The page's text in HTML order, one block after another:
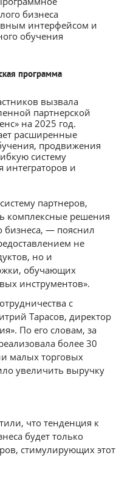
бизнеса
интерфейсом и
обучения
программа
вызвала
партнерской
на 2025 год.
расширенные
продвижения
систему
интеграторов и
партнеров,
комплексные решения
бизнеса, — пояснил
не
но и
обучающих
инструментов».
с
Тарасов, директор
По его словам, за
более 30
малых торговых
увеличить выручку
что тенденция к
будет только
стимулирующих этот